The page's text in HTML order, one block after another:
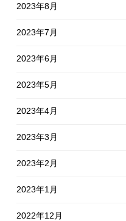
2023年8月
2023年7月
2023年6月
2023年5月
2023年4月
2023年3月
2023年2月
2023年1月
2022年12月